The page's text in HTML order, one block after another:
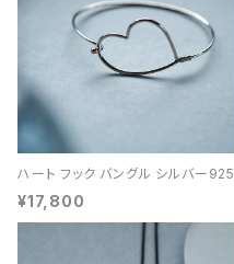
ハート フック バングル シルバー925
¥17,800